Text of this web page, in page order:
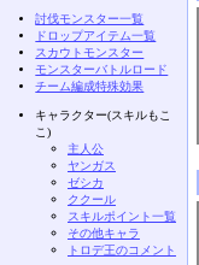
討伐モンスター一覧
ドロップアイテム一覧
スカウトモンスター
モンスターバトルロード
チーム編成特殊効果
キャラクター(スキルもこ
こ)
主人公
ヤンガス
ゼシカ
ククール
スキルポイント一覧
その他キャラ
トロデ王のコメント